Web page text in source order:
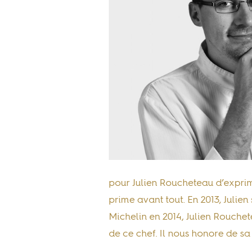
pour Julien Roucheteau
prime avant tout. En 2013,
Michelin en 2014, Julien
de ce chef. Il nous honore de